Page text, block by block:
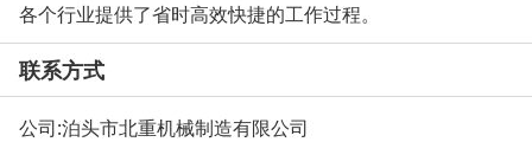
各个行业提供了省时高效快捷的工作过程。
联系方式
公司:泊头市北重机械制造有限公司